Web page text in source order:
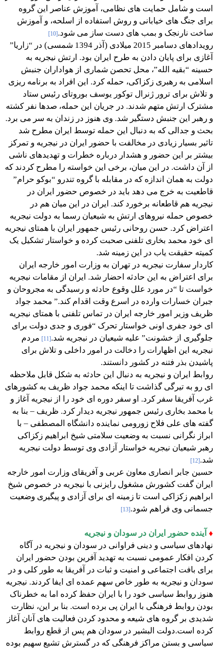
است و شامل حمایت های نظامی، آموزش عناصر این گروه
برای جنگ های خیابانی و روش استفاده از اسلحه، و آموزش
ساخت نارنجک و بمب های دست ساز می شود. [10]
رویدادهای دسامبر 2015 میلادی (آذر 1394 شمسی) در “زاریا”
آغازی برای پایان دادن به طرح ایران بود. ارتش نیجریه به
حسینه “بقیه الله”، محل تحصن شماری از هواداران جنبش
اسلامی به رهبری زکزاکی، حمله کرد. این افراد به برنامه ریزی
و تلاش برای ترور ژنرال توکور یوسف بوروتای رئیس ستاد
مشترک ارتش متهم شدند. در جریان این حمله، صدها نفر کشته
و رهبر این جنبش دستگیر شد. وی هنوز در زندان به سر می برد.
بحث و جدالی که به دنبال این حمله توسط ایران مطرح شد
تاثیر بسیار زیادی در مخالفت با حضور ایران در نیجریه و تمرکز
بیشتر بر این حضور و هشدار درباره خطرات و تهدیدهای ناشی
از آن داشت. در این میان، برخی این خواسته را مطرح کردند که
دولت به همان اندازه که در مقابله با گروه تندرو “بوکو حرام”
قاطعیت به خرج می دهد باید در خصوص حضور ایران در
نیجریه هم قاطعانه برخورد کند. ایران در این میان هم در
خصوص حمله نیروهای ارتش به شیعیان رسما به دولت نیجریه
اعتراض کرد. حسن روحانی رئیس جمهور ایران با همتای نیجریه
ای خود محمد بخاری تلفنی صحبت کرده و خواستار تشکیل یک
کمیته حقیقت یاب در این زمینه شد.
کاردار سفارت نیجریه در تهران به وزارت امور خارجه ایران
برای اعتراض به این حادثه احضار شد. ایران از مقامات نیجریه
خواست تا “در مورد علل وقوع حادثه و رسیدگی به مجروحان و
جبران خسارات وارده در اسرع وقت اقدام کند.” محمد جواد
ظریف وزیر امور خارجه ایران در تماس تلفنی با همتای نیجریه
ای خود جفری اونی خواستار تحرک “فوری و جدی دولت برای
جلوگیری از خشونت” علیه شیعیان در نیجریه شد. [11]
مردم
نیجریه این اظهارات را دخالت در امور داخلی و تلاش برای
پاشیدن بذر فتنه در کشور دانستند.
روابط ایران و نیجریه به دنبال این حادثه به شکل قابل ملاحظه
ای رو به تیرگی گذاشت تا اینکه محمد جواد ظریف به کشورهای
غرب آفریقا سفر کرد. او سفر دوره ای خود را از نیجریه آغاز و
با محمد بخاری رئیس جمهور نیجریه دیدار کرد. ظریف – بنا به
گفته های علی فلاح زورومی نماینده دانشگاه المصطفی – با
ابراز نگرانی نسبت به وضعیت سلامتی شیخ ابراهیم زکزاکی
رهبر شیعیان نیجریه خواستار آزادی وی توسط دولت نیجریه
شد. [12]
حسین جابر انصاری معاون عربی و آفریقای وزارت امور خارجه
ایران گفت کشورش مشغول رایزنی با نیجریه در خصوص شیخ
ابراهیم زکزاکی است تا زمینه ای برای آزادی و پیگیری وضعیت
جسمانی وی فراهم شود. [13]
♦ آینده حضور ایران در سودان و نیجریه
نهادهای سیاسی و دینی فراوانی در سودان و نیجریه در آگاه
کردن افکار عمومی نسبت به تهدید آفرین بودن حضور ایران
برای بافت اجتماعی و امنیت و ثبات در آفریقا به طور کلی و در
سودان و نیجریه به طور خاص سهم عمده ای ایفا کردند. نیجریه
هنوز روابط سیاسی خود را با ایران حفظ کرده اما به خطرناک
بودن روابط فرهنگی با ایران پی برده است. بنا بر این، نظارت
شدیدی بر گروه های شیعه و محدود کردن فعالیت های آنان آغاز
کرده است. دولت البشیر در سودان هم پس از قطع روابط
سیاسی و بستن مراکز فرهنگی که در گسترش تشیع سهیم بوده